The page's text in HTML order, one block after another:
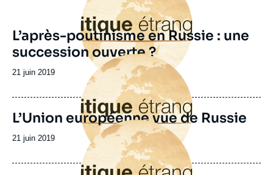
L’après-poutinisme en Russie : une
succession ouverte ?
Date
publication
21 juin 2019
Image
principale
L’Union européenne vue de Russie
Date
publication
21 juin 2019
Image
principale